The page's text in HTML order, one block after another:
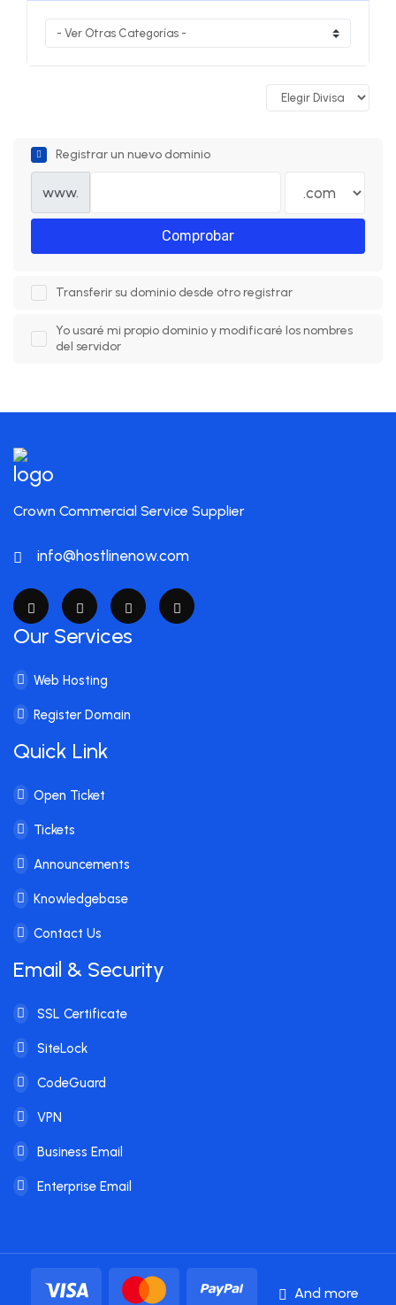
Registrar un nuevo dominio
www.
Comprobar
Transferir su dominio desde otro registrar
Yo usaré mi propio dominio y modificaré los nombres
del servidor
Crown Commercial Service Supplier
info@hostlinenow.com
Our Services
Web Hosting
Register Domain
Quick Link
Open Ticket
Tickets
Announcements
Knowledgebase
Contact Us
Email & Security
SSL Certificate
SiteLock
CodeGuard
VPN
Business Email
Enterprise Email
And more